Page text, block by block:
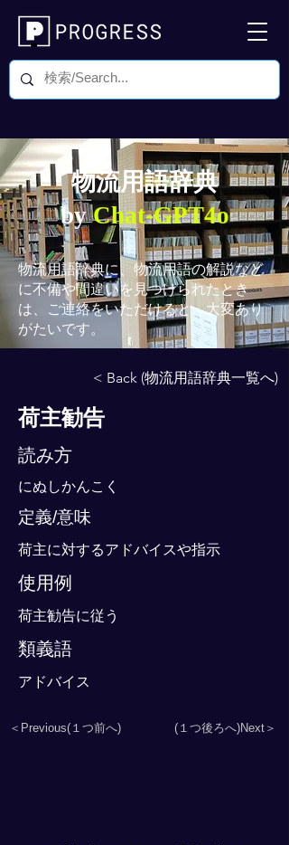
物流用語辞典
byChat-GPT4o
物流用語辞典に、物流用語の解説など
に不備や間違いを見つけられたとき
は、ご連絡をいただけると、大変あり
がたいです。
< Back (物流用語辞典一覧へ)
荷主勧告
読み方
にぬしかんこく
定義/意味
荷主に対するアドバイスや指示
使用例
荷主勧告に従う
類義語
アドバイス
＜Previous(１つ前へ) (１つ後ろへ)Next＞